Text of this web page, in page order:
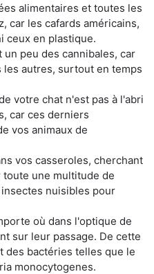
alimentaires et toutes les
car les cafards américains,
ceux en plastique.
peu des cannibales, car
autres, surtout en temps
votre chat n'est pas à l'abri
car ces derniers
vos animaux de
vos casseroles, cherchant
une multitude de
nuisibles pour
où dans l'optique de
sur leur passage. De cette
des bactéries telles que le
monocytogenes.